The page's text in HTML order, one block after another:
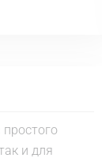
и для